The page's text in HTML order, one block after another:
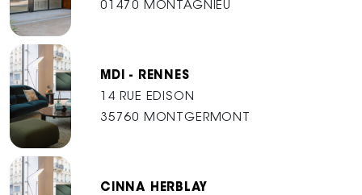
01470 MONTAGNIEU
MDI - RENNES
14 RUE EDISON
35760 MONTGERMONT
CINNA HERBLAY